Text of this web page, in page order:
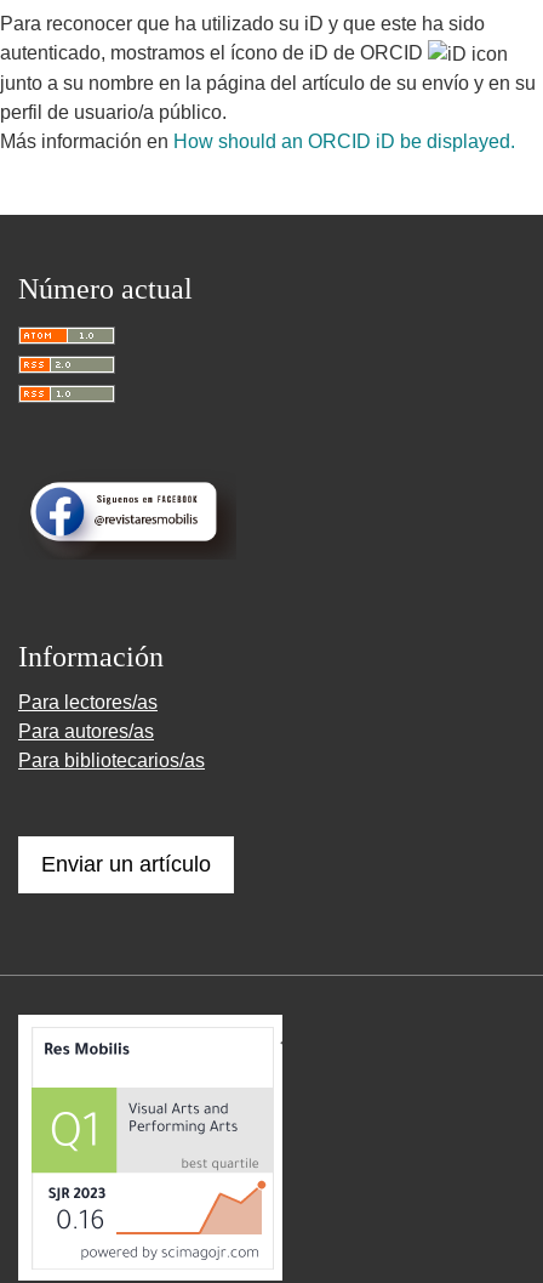
Para reconocer que ha utilizado su iD y que este ha sido
autenticado, mostramos el ícono de iD de ORCID
junto a su nombre en la página del artículo de su envío y en su
perfil de usuario/a público.
Más información en How should an ORCID iD be displayed.
Número actual
Información
Para lectores/as
Para autores/as
Para bibliotecarios/as
Enviar un artículo